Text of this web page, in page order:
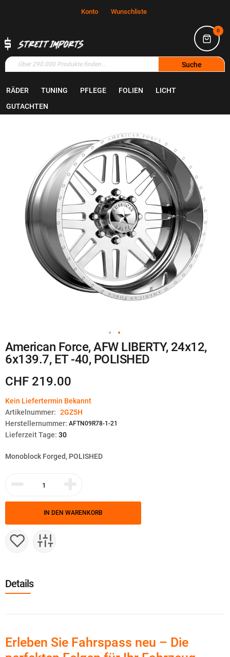
Konto Wunschliste
0
Suche
RÄDER TUNING PFLEGE FOLIEN
LICHT
GUTACHTEN
Zum
Ende
Zum
Anfang
der
Bildgalerie
American Force, AFW LIBERTY, 24x12,
6x139.7, ET -40, POLISHED
CHF 219.00
Kein Liefertermin Bekannt
Artikelnummer: 2GZ5H
Herstellernummer: AFTN09R78-1-21
Lieferzeit Tage: 30
Monoblock Forged, POLISHED
IN DEN WARENKORB
Details
Erleben Sie Fahrspass neu – Die